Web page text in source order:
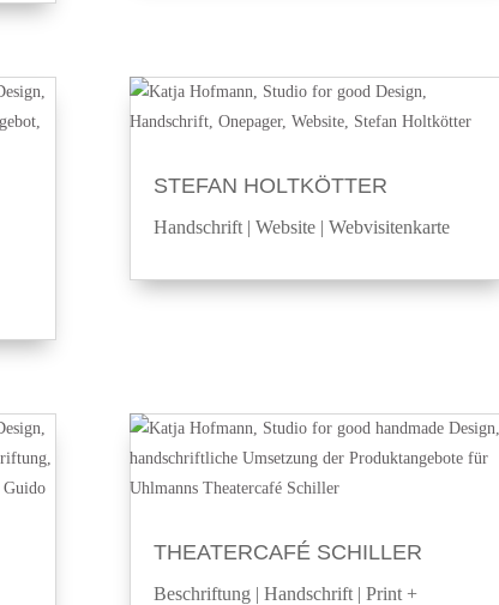
STEFAN HOLTKÖTTER
Handschrift |Website |Webvisitenkarte
THEATERCAFÉ SCHILLER
Beschriftung |Handschrift |Print +